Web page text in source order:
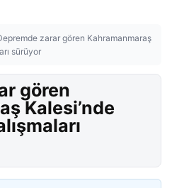
zarar gören Kahramanmaraş
sürüyor
gören
Kalesi’nde